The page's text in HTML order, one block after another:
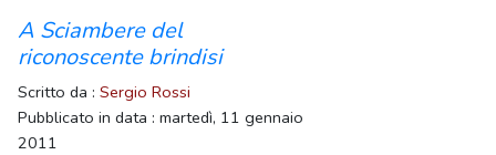
A Sciambere del
riconoscente brindisi
Scritto da : Sergio Rossi
Pubblicato in data : martedì, 11 gennaio
2011